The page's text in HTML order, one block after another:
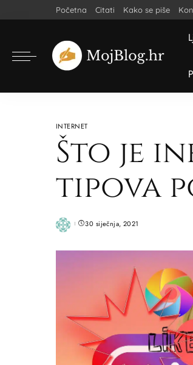
Početna Citati Kako se piše
INTERNET
Što je
tipova
Posted30 siječnja, 2021